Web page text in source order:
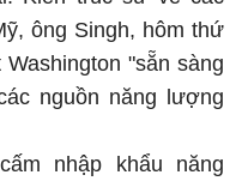
ông Singh, hôm thứ
"sẵn sàng
nguồn năng lượng
nhập khẩu năng